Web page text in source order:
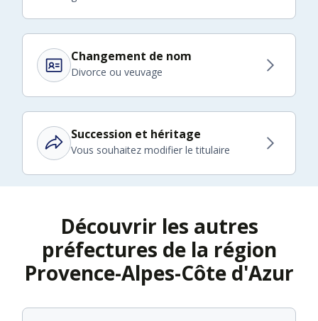
Changement de nom
Divorce ou veuvage
Succession et héritage
Vous souhaitez modifier le titulaire
Découvrir les autres
préfectures de la région
Provence-Alpes-Côte d'Azur